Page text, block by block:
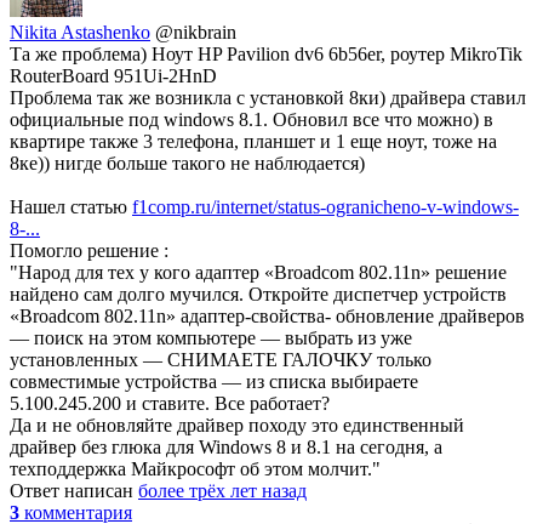
Nikita Astashenko @nikbrain
Та же проблема) Ноут HP Pavilion dv6 6b56er, роутер MikroTik
RouterBoard 951Ui-2HnD
Проблема так же возникла с установкой 8ки) драйвера ставил
официальные под windows 8.1. Обновил все что можно) в
квартире также 3 телефона, планшет и 1 еще ноут, тоже на
8ке)) нигде больше такого не наблюдается)
Нашел статью f1comp.ru/internet/status-ogranicheno-v-windows-
8-...
Помогло решение :
"Народ для тех у кого адаптер «Broadcom 802.11n» решение
найдено сам долго мучился. Откройте диспетчер устройств
«Broadcom 802.11n» адаптер-свойства- обновление драйверов
— поиск на этом компьютере — выбрать из уже
установленных — СНИМАЕТЕ ГАЛОЧКУ только
совместимые устройства — из списка выбираете
5.100.245.200 и ставите. Все работает?
Да и не обновляйте драйвер походу это единственный
драйвер без глюка для Windows 8 и 8.1 на сегодня, а
техподдержка Майкрософт об этом молчит."
Ответ написан более трёх лет назад
3 комментария